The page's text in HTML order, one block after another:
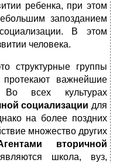
ребенка, при этом
запозданием
В этом
человека.
структурные группы
важнейшие
Во всех культурах
социализации для
на более поздних
множество других
вторичной
школа, вуз,